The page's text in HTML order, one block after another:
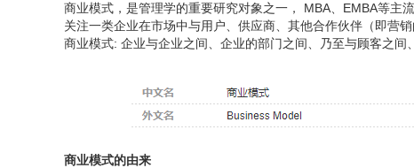
商业模式，是管理学的重要研究对象之一， MBA、EMBA等主
关注一类企业在市场中与用户、供应商、其他合作伙伴（即营
商业模式: 企业与企业之间、企业的部门之间、乃至与顾客之间
商业模式的由来